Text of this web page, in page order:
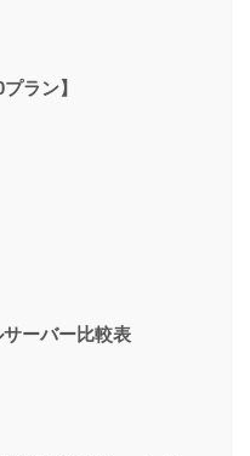
ラン】
ーバー比較表